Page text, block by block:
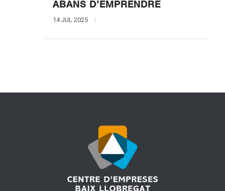
ABANS D’EMPRENDRE
14 JUL 2025 /